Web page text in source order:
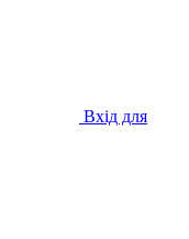
Вхід для